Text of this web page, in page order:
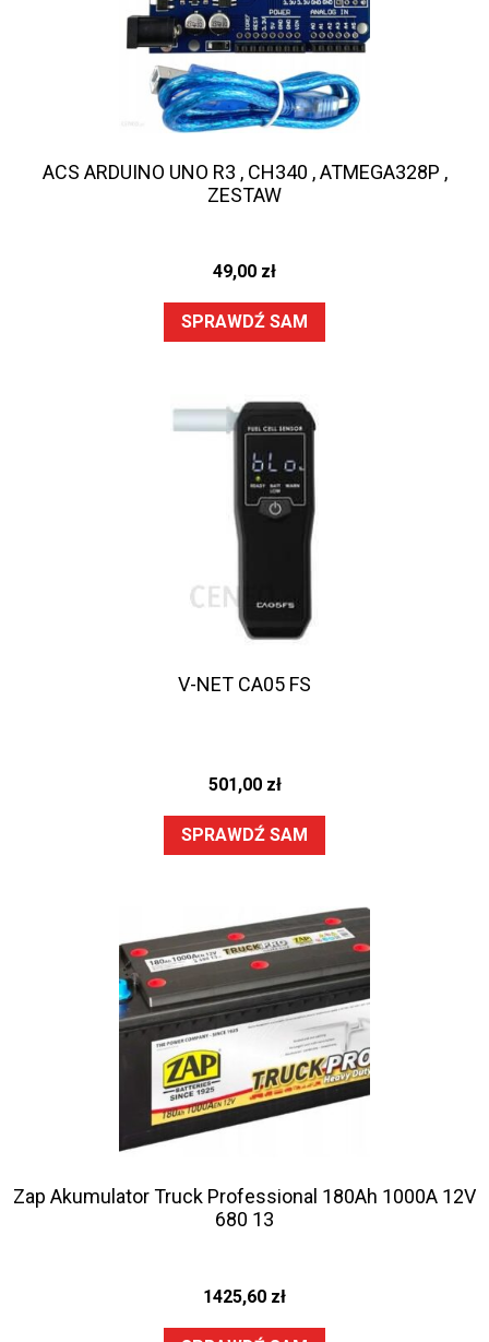
ACS ARDUINO UNO R3 , CH340 , ATMEGA328P ,
ZESTAW
49,00 zł
SPRAWDŹ SAM
V-NET CA05 FS
501,00 zł
SPRAWDŹ SAM
Zap Akumulator Truck Professional 180Ah 1000A 12V
680 13
1425,60 zł